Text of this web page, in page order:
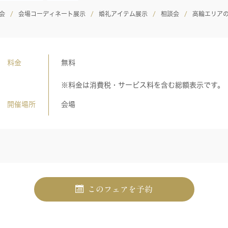
会場コーディネート展示 婚礼アイテム展示 相談会 高輪エリア
料金 無料
※料金は消費税・サービス料を含む総額表示です。
開催場所 会場
このフェアを予約